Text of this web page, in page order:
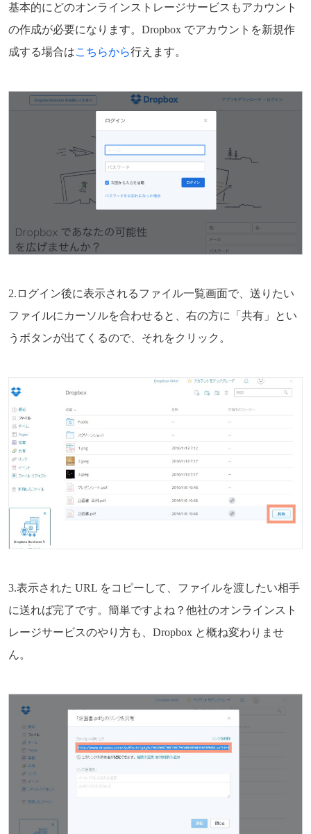
基本的にどのオンラインストレージサービスもアカウント
の作成が必要になります。Dropbox でアカウントを新規作
成する場合はこちらから行えます。
2.ログイン後に表示されるファイル一覧画面で、送りたい
ファイルにカーソルを合わせると、右の方に「共有」とい
うボタンが出てくるので、それをクリック。
3.表示された URL をコピーして、ファイルを渡したい相手
に送れば完了です。簡単ですよね？他社のオンラインスト
レージサービスのやり方も、Dropbox と概ね変わりませ
ん。